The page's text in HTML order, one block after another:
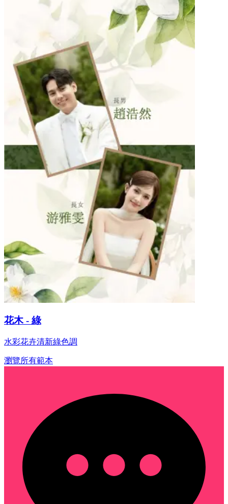
花木 - 綠
水彩花卉清新綠色調
瀏覽所有範本